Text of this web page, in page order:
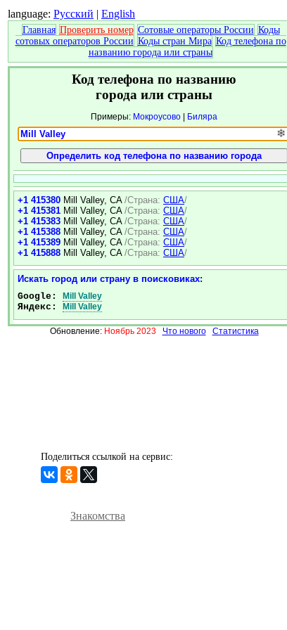
language: Русский | English
Главная Проверить номер Сотовые операторы России Коды
сотовых операторов России Коды стран Мира Код телефона по
названию города или страны
Код телефона по названию
города или страны
Примеры: Мокроусово | Биляра
❄
+1 415380 Mill Valley, CA /Страна: США/
+1 415381 Mill Valley, CA /Страна: США/
+1 415383 Mill Valley, CA /Страна: США/
+1 415388 Mill Valley, CA /Страна: США/
+1 415389 Mill Valley, CA /Страна: США/
+1 415888 Mill Valley, CA /Страна: США/
Искать город или страну в поисковиках:
Google: Mill Valley
Яндекс: Mill Valley
Обновление: Ноябрь 2023 Что нового Статистика
Поделиться ссылкой на сервис:
Знакомства